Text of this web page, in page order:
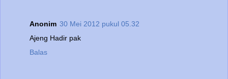
Anonim 30 Mei 2012 pukul 05.32
Ajeng Hadir pak
Balas